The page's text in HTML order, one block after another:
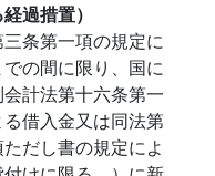
過措置）
条第一項の規定に
の間に限り、国に
計法第十六条第一
借入金又は同法第
だし書の規定によ